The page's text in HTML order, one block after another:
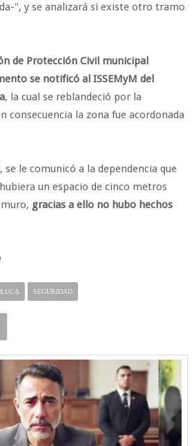
", y se analizará si existe otro tramo
de Protección Civil municipal
se notificó al ISSEMyM del
, la cual se reblandeció por la
consecuencia la zona fue acordonada
le comunicó a la dependencia que
un espacio de cinco metros
gracias a ello no hubo hechos
SEGURIDAD